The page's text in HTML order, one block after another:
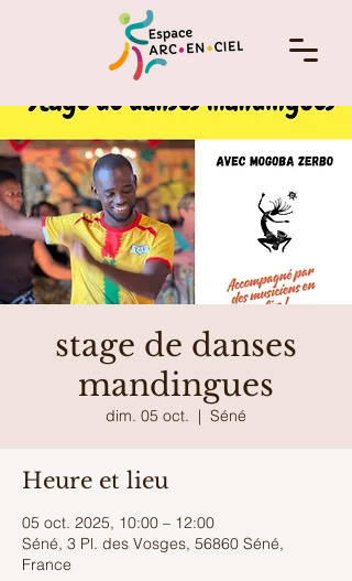
stage de danses
mandingues
dim. 05 oct.
  |
Séné
Heure et lieu
05 oct. 2025, 10:00 – 12:00
Séné, 3 Pl. des Vosges, 56860 Séné,
France